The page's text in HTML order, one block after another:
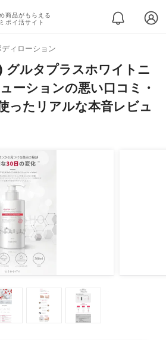
商品がもらえる
ポイ活サイト
ディローション
グルタプラスホワイトニ
ーションの悪い口コミ・
ったリアルな本音レビュ